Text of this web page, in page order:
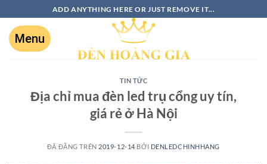
ADD ANYTHING HERE OR JUST REMOVE IT...
TIN TỨC
Địa chỉ mua đèn led trụ cổng uy tín,
giá rẻ ở Hà Nội
ĐÃ ĐĂNG TRÊN 2019-12-14 BỞI DENLEDCHINHHANG